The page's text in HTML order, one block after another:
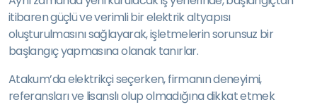
itibaren güçlü ve verimli bir elektrik altyapısı
oluşturulmasını sağlayarak, işletmelerin sorunsuz bir
başlangıç yapmasına olanak tanırlar.
Atakum’da elektrikçi seçerken, firmanın deneyimi,
referansları ve lisanslı olup olmadığına dikkat etmek